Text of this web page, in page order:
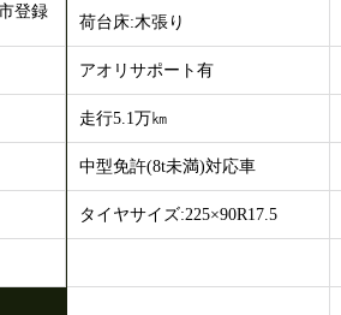
登録
荷台床:木張り
アオリサポート有
走行5.1万㎞
中型免許(8t未満)対応車
タイヤサイズ:225×90R17.5